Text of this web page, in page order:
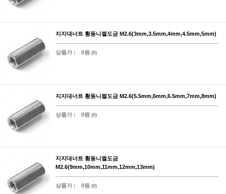
지지대너트 황동니켈도금 M2.6(3mm,3.5mm,4mm,4.5mm,5mm)
상품가 : 0원 (0)
지지대너트 황동니켈도금 M2.6(5.5mm,6mm,6.5mm,7mm,8mm)
상품가 : 0원 (0)
지지대너트 황동니켈도금
M2.6(9mm,10mm,11mm,12mm,13mm)
상품가 : 0원 (0)